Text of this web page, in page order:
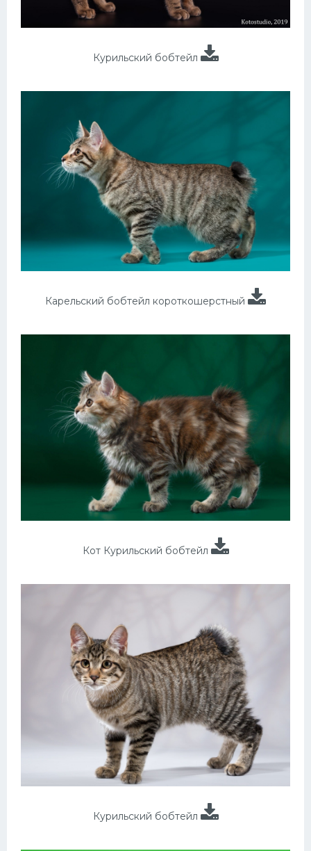
Курильский бобтейл
Карельский бобтейл короткошерстный
Кот Курильский бобтейл
Курильский бобтейл